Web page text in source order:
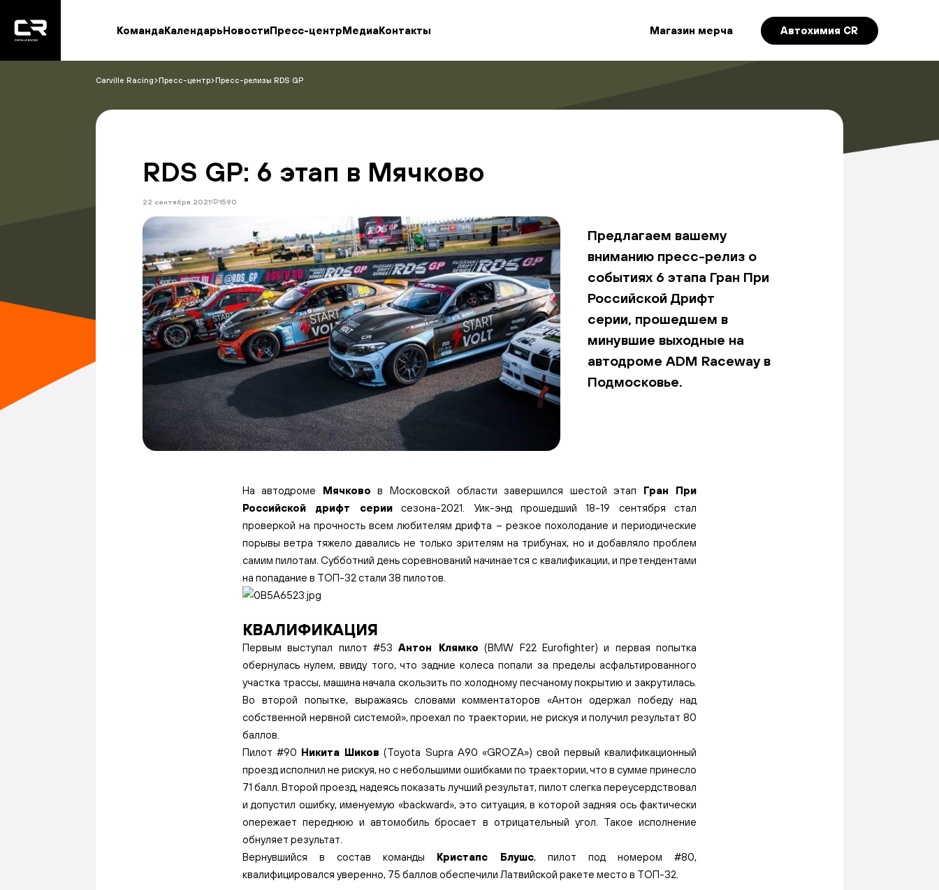
version="1.0"
encoding="utf-
КомандаКалендарьНовостиПресс-центрМедиаКонтакты Магазин мерча Автохимия CR
Carville Racing Пресс-центр Пресс-релизы RDS GP
RDS GP: 6 этап в Мячково
22 сентября 2021 1590
Предлагаем вашему
вниманию пресс-релиз о
событиях 6 этапа Гран При
Российской Дрифт
серии, прошедшем в
минувшие выходные на
автодроме ADM Raceway в
Подмосковье.
На автодроме Мячково в Московской области завершился шестой этап Гран При
Российской дрифт сериисезона-2021. Уик-энд прошедший 18-19 сентября стал
проверкой на прочность всем любителям дрифта – резкое похолодание и периодические
порывы ветра тяжело давались не только зрителям на трибунах, но и добавляло проблем
самим пилотам. Субботний день соревнований начинается с квалификации, и претендентами
на попадание в ТОП-32 стали 38 пилотов.
КВАЛИФИКАЦИЯ
Первым выступал пилот #53Антон Клямко (BMW F22 Eurofighter) и первая попытка
обернулась нулем, ввиду того, что задние колеса попали за пределы асфальтированного
участка трассы, машина начала скользить по холодному песчаному покрытию и закрутилась.
Во второй попытке, выражаясь словами комментаторов «Антон одержал победу над
собственной нервной системой», проехал по траектории, не рискуя и получил результат 80
баллов.
Пилот #90 Никита Шиков (Toyota Supra A90 «GROZA») свой первый квалификационный
проезд исполнил не рискуя, но с небольшими ошибками по траектории, что в сумме принесло
71 балл. Второй проезд, надеясь показать лучший результат, пилот слегка переусердствовал
и допустил ошибку, именуемую «backward», это ситуация, в которой задняя ось фактически
опережает переднюю и автомобиль бросает в отрицательный угол. Такое исполнение
обнуляет результат.
Вернувшийся в состав команды Кристапс Блушс, пилот под номером #80,
квалифицировался уверенно, 75 баллов обеспечили Латвийской ракете место в ТОП-32.